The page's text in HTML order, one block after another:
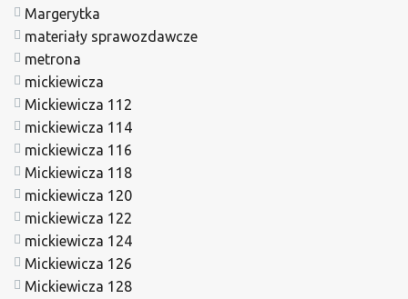
Margerytka
materiały sprawozdawcze
metrona
mickiewicza
Mickiewicza 112
mickiewicza 114
mickiewicza 116
Mickiewicza 118
mickiewicza 120
mickiewicza 122
mickiewicza 124
Mickiewicza 126
Mickiewicza 128